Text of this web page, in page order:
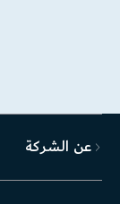
عن الشركة